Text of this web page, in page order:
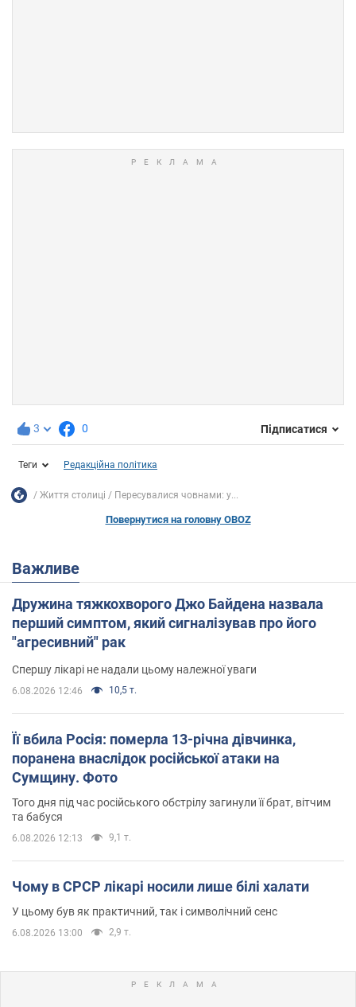
3 0 Підписатися
Теги Редакційна політика
Життя столиці Пересувалися човнами: у...
Повернутися на головну OBOZ
Важливе
Дружина тяжкохворого Джо Байдена назвала
перший симптом, який сигналізував про його
"агресивний" рак
Спершу лікарі не надали цьому належної уваги
6.08.2026 12:46 10,5 т.
Її вбила Росія: померла 13-річна дівчинка,
поранена внаслідок російської атаки на
Сумщину. Фото
Того дня під час російського обстрілу загинули її брат, вітчим
та бабуся
6.08.2026 12:13 9,1 т.
Чому в СРСР лікарі носили лише білі халати
У цьому був як практичний, так і символічний сенс
6.08.2026 13:00 2,9 т.